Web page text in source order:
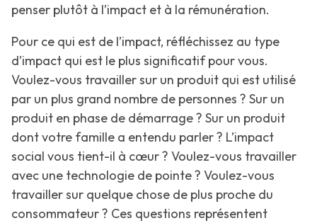
penser plutôt à l’impact et à la rémunération.
Pour ce qui est de l’impact, réfléchissez au type
d’impact qui est le plus significatif pour vous.
Voulez-vous travailler sur un produit qui est utilisé
par un plus grand nombre de personnes ? Sur un
produit en phase de démarrage ? Sur un produit
dont votre famille a entendu parler ? L’impact
social vous tient-il à cœur ? Voulez-vous travailler
avec une technologie de pointe ? Voulez-vous
travailler sur quelque chose de plus proche du
consommateur ? Ces questions représentent